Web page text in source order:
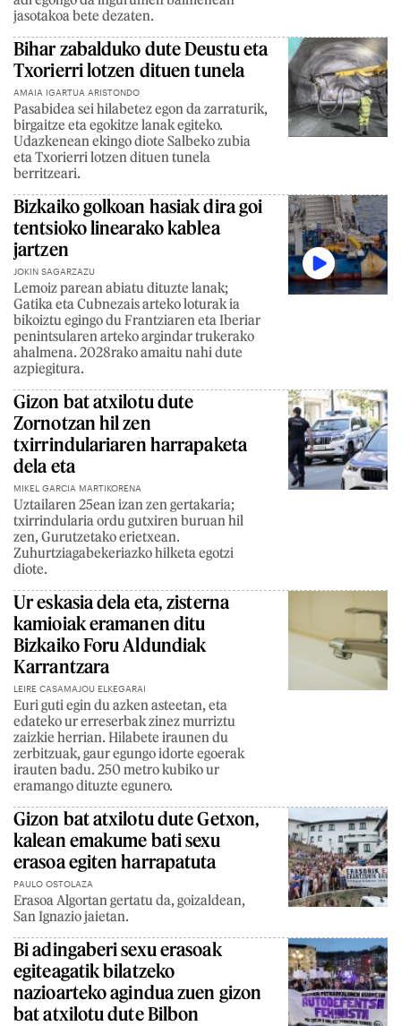
jasotakoa bete dezaten.
Bihar zabalduko dute Deustu eta
Txorierri lotzen dituen tunela
AMAIA IGARTUA ARISTONDO
Pasabidea sei hilabetez egon da zarraturik,
birgaitze eta egokitze lanak egiteko.
Udazkenean ekingo diote Salbeko zubia
eta Txorierri lotzen dituen tunela
berritzeari.
Bizkaiko golkoan hasiak dira goi
tentsioko linearako kablea
jartzen
JOKIN SAGARZAZU
Lemoiz parean abiatu dituzte lanak;
Gatika eta Cubnezais arteko loturak ia
bikoiztu egingo du Frantziaren eta Iberiar
penintsularen arteko argindar trukerako
ahalmena. 2028rako amaitu nahi dute
azpiegitura.
Gizon bat atxilotu dute
Zornotzan hil zen
txirrindulariaren harrapaketa
dela eta
MIKEL GARCIA MARTIKORENA
Uztailaren 25ean izan zen gertakaria;
txirrindularia ordu gutxiren buruan hil
zen, Gurutzetako erietxean.
Zuhurtziagabekeriazko hilketa egotzi
diote.
Ur eskasia dela eta, zisterna
kamioiak eramanen ditu
Bizkaiko Foru Aldundiak
Karrantzara
LEIRE CASAMAJOU ELKEGARAI
Euri guti egin du azken asteetan, eta
edateko ur erreserbak zinez murriztu
zaizkie herrian. Hilabete iraunen du
zerbitzuak, gaur egungo idorte egoerak
irauten badu. 250 metro kubiko ur
eramango dituzte egunero.
Gizon bat atxilotu dute Getxon,
kalean emakume bati sexu
erasoa egiten harrapatuta
PAULO OSTOLAZA
Erasoa Algortan gertatu da, goizaldean,
San Ignazio jaietan.
Bi adingaberi sexu erasoak
egiteagatik bilatzeko
nazioarteko agindua zuen gizon
bat atxilotu dute Bilbon